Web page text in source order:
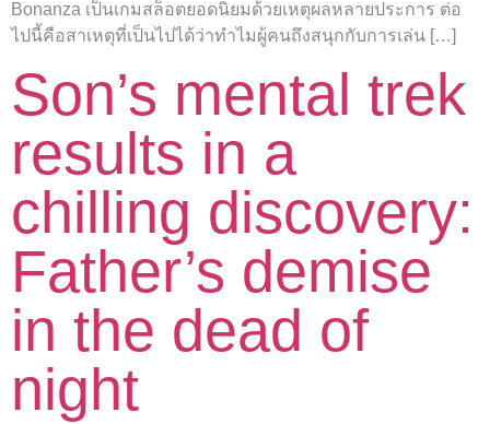
Bonanza เป็นเกมสล็อตยอดนิยมด้วยเหตุผลหลายประการ ต่อ
ไปนี้คือสาเหตุที่เป็นไปได้ว่าทำไมผู้คนถึงสนุกกับการเล่น […]
Son’s mental trek
results in a
chilling discovery:
Father’s demise
in the dead of
night